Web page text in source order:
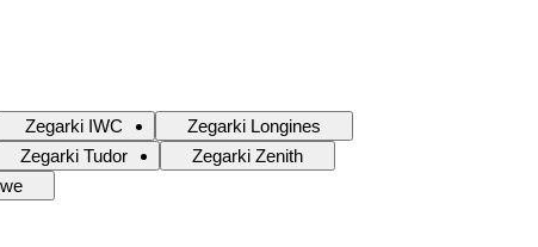
Zegarki IWC
Zegarki Longines
Zegarki Tudor
Zegarki Zenith